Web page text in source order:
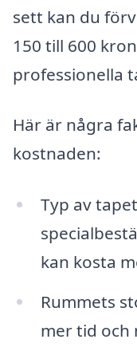
sett kan du
150 till 600
professionella
Här är några
kostnaden:
Typ av
kan kosta
Rummets
mer tid och